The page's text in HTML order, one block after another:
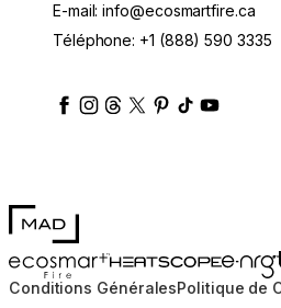
E-mail:info@ecosmartfire.ca
Téléphone: +1 (888) 590 3335
ecosmartfire
ecosmartfire
ecosmartfire
ecosmartfire
ecosmartfire
ecosmartfire
MAD Design
EcoSmart FireHEATSCOPE®e-NRG
Conditions GénéralesPolitique de